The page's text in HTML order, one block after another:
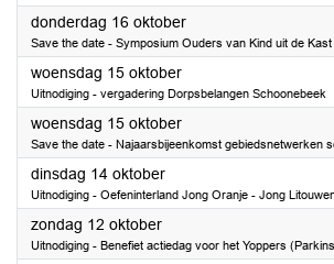
donderdag 16 oktober2025
Save the date - Symposium Ouders van Kind uit de Kast
woensdag 15 oktober2025
Uitnodiging - vergadering Dorpsbelangen Schoonebeek
woensdag 15 oktober2025
Save the date - Najaarsbijeenkomst gebiedsnetwerken
dinsdag 14 oktober2025
Uitnodiging - Oefeninterland Jong Oranje - Jong
zondag 12 oktober2025
Uitnodiging - Benefiet actiedag voor het Yoppers